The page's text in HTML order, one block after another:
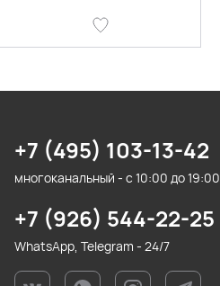
+7 (495) 103-13-42
многоканальный - с 10:00 до 19:00
+7 (926) 544-22-25
WhatsApp, Telegram - 24/7